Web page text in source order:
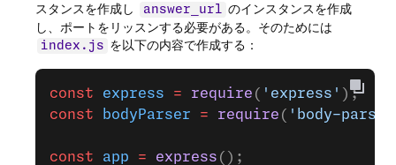
スタンスを作成し
answer_url のインスタンスを作成
し、ポートをリッスンする必要がある。そのためには
index.js を以下の内容で作成する：
const express = require ( 'express' );
const bodyParser = require ( 'body-
const app = express ();